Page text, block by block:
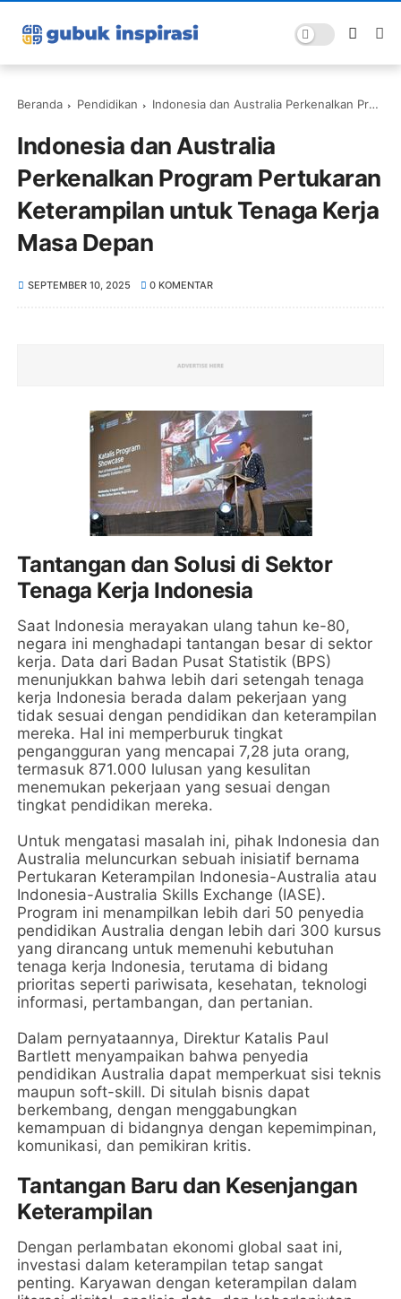
Beranda Pendidikan Indonesia dan Australia Perkenalkan Program Pertukaran Keterampilan untuk Tenaga Kerja Masa Depan
Indonesia dan Australia
Perkenalkan Program Pertukaran
Keterampilan untuk Tenaga Kerja
Masa Depan
SEPTEMBER 10, 2025 0 KOMENTAR
Tantangan dan Solusi di Sektor
Tenaga Kerja Indonesia
Saat Indonesia merayakan ulang tahun ke-80,
negara ini menghadapi tantangan besar di sektor
kerja. Data dari Badan Pusat Statistik (BPS)
menunjukkan bahwa lebih dari setengah tenaga
kerja Indonesia berada dalam pekerjaan yang
tidak sesuai dengan pendidikan dan keterampilan
mereka. Hal ini memperburuk tingkat
pengangguran yang mencapai 7,28 juta orang,
termasuk 871.000 lulusan yang kesulitan
menemukan pekerjaan yang sesuai dengan
tingkat pendidikan mereka.
Untuk mengatasi masalah ini, pihak Indonesia dan
Australia meluncurkan sebuah inisiatif bernama
Pertukaran Keterampilan Indonesia-Australia atau
Indonesia-Australia Skills Exchange (IASE).
Program ini menampilkan lebih dari 50 penyedia
pendidikan Australia dengan lebih dari 300 kursus
yang dirancang untuk memenuhi kebutuhan
tenaga kerja Indonesia, terutama di bidang
prioritas seperti pariwisata, kesehatan, teknologi
informasi, pertambangan, dan pertanian.
Dalam pernyataannya, Direktur Katalis Paul
Bartlett menyampaikan bahwa penyedia
pendidikan Australia dapat memperkuat sisi teknis
maupun soft-skill. Di situlah bisnis dapat
berkembang, dengan menggabungkan
kemampuan di bidangnya dengan kepemimpinan,
komunikasi, dan pemikiran kritis.
Tantangan Baru dan Kesenjangan
Keterampilan
Dengan perlambatan ekonomi global saat ini,
investasi dalam keterampilan tetap sangat
penting. Karyawan dengan keterampilan dalam